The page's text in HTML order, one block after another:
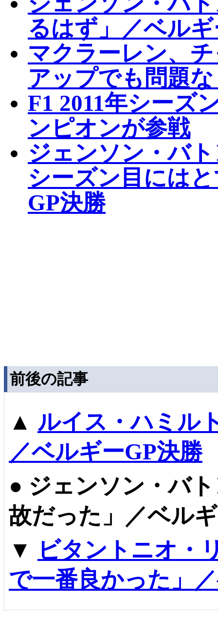
るはず」／ベル
マクラーレン、
アップでも問題
F1 2011年シーズ
ンピオンが参戦
ジェンソン・バ
シーズン目には
GP決勝
前後の記事
▲ ルイス・ハミル
／ベルギーGP決勝
● ジェンソン・バ
故だった」／ベル
▼ ビタントニオ・
で一番良かった」